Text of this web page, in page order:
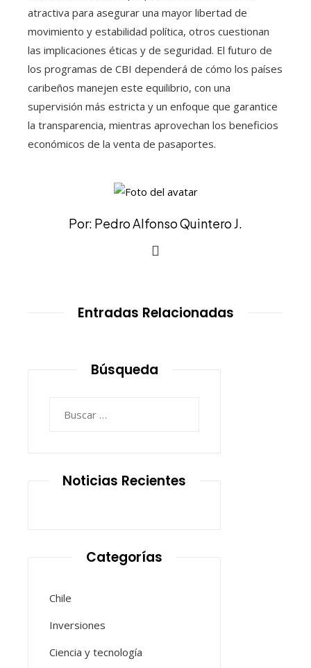
atractiva para asegurar una mayor libertad de
movimiento y estabilidad política, otros cuestionan
las implicaciones éticas y de seguridad. El futuro de
los programas de CBI dependerá de cómo los países
caribeños manejen este equilibrio, con una
supervisión más estricta y un enfoque que garantice
la transparencia, mientras aprovechan los beneficios
económicos de la venta de pasaportes.
Por: Pedro Alfonso Quintero J.
Entradas Relacionadas
Búsqueda
Noticias Recientes
Categorías
Chile
Inversiones
Ciencia y tecnología